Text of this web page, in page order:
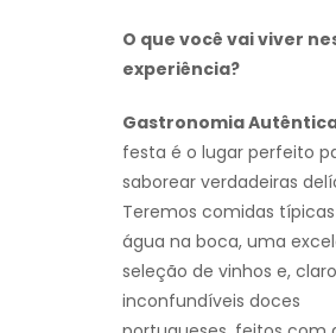
O que você vai viver
experiência?
Gastronomia
festa é o lugar perfeito
saborear verdadeiras
Teremos comidas
água na boca, uma
seleção de vinhos e,
inconfundíveis doces